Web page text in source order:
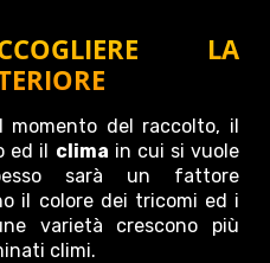
LA
momento del raccolto, il
ed il clima in cui si vuole
sarà un fattore
il colore dei tricomi ed i
varietà crescono più
climi.